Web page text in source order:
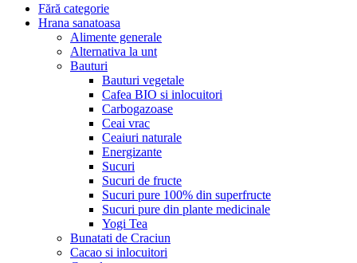
Fără categorie
Hrana sanatoasa
Alimente generale
Alternativa la unt
Bauturi
Bauturi vegetale
Cafea BIO si inlocuitori
Carbogazoase
Ceai vrac
Ceaiuri naturale
Energizante
Sucuri
Sucuri de fructe
Sucuri pure 100% din superfructe
Sucuri pure din plante medicinale
Yogi Tea
Bunatati de Craciun
Cacao si inlocuitori